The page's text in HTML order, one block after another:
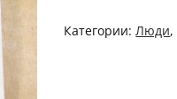
1961.
Сергей
Категории:Люди,